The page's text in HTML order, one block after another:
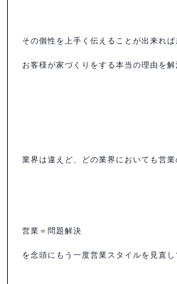
その個性を上手く伝えることが出来れ
お客様が家づくりをする本当の理由を解
業界は違えど、どの業界においても営業
営業＝問題解決
を念頭にもう一度営業スタイルを見直